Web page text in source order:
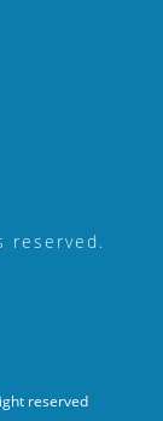
reserved.
reserved